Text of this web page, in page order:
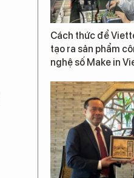
Cách thức để
tạo ra sản phẩm
nghệ số Make in